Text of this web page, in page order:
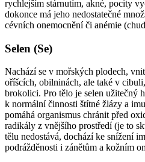
rychlejším stárnutím, akné, pocity
dokonce má jeho nedostatečné
cévních onemocnění či anémie
Selen (Se)
Nachází se v mořských plodech,
oříšcích, obilninách, ale také v
brokolici. Pro tělo je selen užitečný
k normální činnosti štítné žlázy a
pomáhá organismus chránit před
radikály z vnějšího prostředí (je to
tělu nedostává, dochází ke snížení
podrážděnosti i zánětům a kožním